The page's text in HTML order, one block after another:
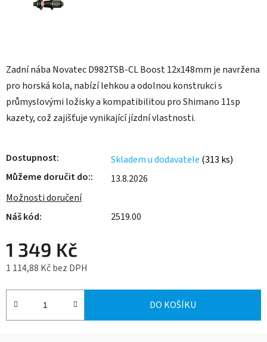
Zadní nába Novatec D982TSB-CL Boost 12x148mm je navržena
pro horská kola, nabízí lehkou a odolnou konstrukci s
průmyslovými ložisky a kompatibilitou pro Shimano 11sp
kazety, což zajišťuje vynikající jízdní vlastnosti.
Dostupnost Skladem u dodavatele (313 ks)
Můžeme doručit do:
13.8.2026
Možnosti doručení
2519.00
1 349 Kč
1 114,88 Kč bez DPH
Měrná cena:
DO KOŠÍKU